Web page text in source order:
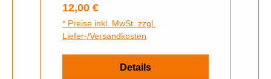
Regulärer Preis:
12,00 €
* Preise inkl. MwSt. zzgl.
Liefer-/Versandkosten
Details